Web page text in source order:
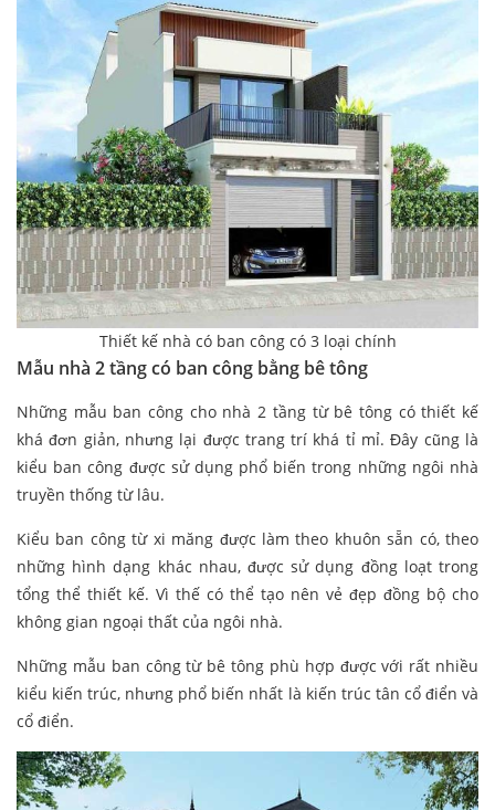
Thiết kế nhà có ban công có 3 loại chính
Mẫu nhà 2 tầng có ban công bằng bê tông
Những mẫu ban công cho nhà 2 tầng từ bê tông có thiết kế
khá đơn giản, nhưng lại được trang trí khá tỉ mỉ. Đây cũng là
kiểu ban công được sử dụng phổ biến trong những ngôi nhà
truyền thống từ lâu.
Kiểu ban công từ xi măng được làm theo khuôn sẵn có, theo
những hình dạng khác nhau, được sử dụng đồng loạt trong
tổng thể thiết kế. Vì thế có thể tạo nên vẻ đẹp đồng bộ cho
không gian ngoại thất của ngôi nhà.
Những mẫu ban công từ bê tông phù hợp được với rất nhiều
kiểu kiến trúc, nhưng phổ biến nhất là kiến trúc tân cổ điển và
cổ điển.